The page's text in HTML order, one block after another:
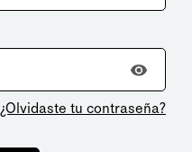
¿Olvidaste tu contraseña?